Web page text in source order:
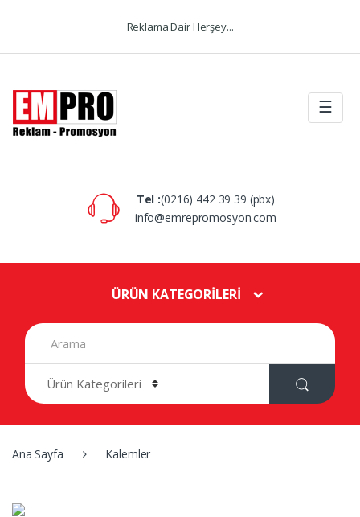
Reklama Dair Herşey...
☰
Tel :(0216) 442 39 39 (pbx)
info@emrepromosyon.com
ÜRÜN KATEGORİLERİ
S
e
c
h
:
Ana Sayfa Kalemler